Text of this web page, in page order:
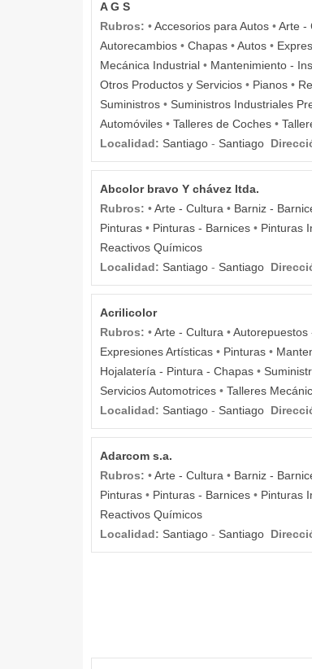
A G S
Rubros: •Accesorios para Autos •Arte -
Autorecambios • Chapas •Autos •
Mecánica Industrial • Mantenimiento -
Otros Productos y Servicios • Pianos •
Suministros • Suministros Industriales
Automóviles • Talleres de Coches •
Localidad: Santiago - Santiago
Abcolor bravo Y chávez ltda.
Rubros: •Arte - Cultura • Barniz -
Pinturas • Pinturas - Barnices • Pinturas
Reactivos Químicos
Localidad: Santiago - Santiago
Acrilicolor
Rubros: •Arte - Cultura •Autorepuestos
Expresiones Artísticas • Pinturas •
Hojalatería - Pintura - Chapas •
Servicios Automotrices • Talleres
Localidad: Santiago - Santiago
Adarcom s.a.
Rubros: •Arte - Cultura • Barniz -
Pinturas • Pinturas - Barnices • Pinturas
Reactivos Químicos
Localidad: Santiago - Santiago